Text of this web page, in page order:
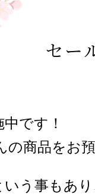
セー
です！
商品をお
う事もあ